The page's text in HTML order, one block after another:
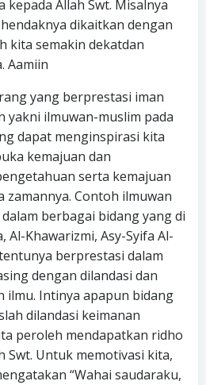
kepada Allah Swt. Misalnya
dikaitkan dengan
kita semakin dekatdan
Aamiin
yang berprestasi iman
yakni ilmuwan-muslim pada
dapat menginspirasi kita
kemajuan dan
serta kemajuan
zamannya. Contoh ilmuwan
berbagai bidang yang di
Al-Khawarizmi, Asy-Syifa Al-
berprestasi dalam
dengan dilandasi dan
ilmu. Intinya apapun bidang
dilandasi keimanan
peroleh mendapatkan ridho
Swt. Untuk memotivasi kita,
“Wahai saudaraku,